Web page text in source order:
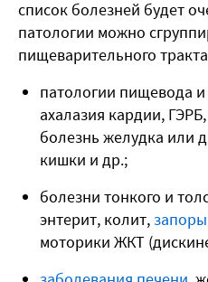
список болезней будет
патологии можно
пищеварительного
патологии пищевода
ахалазия кардии,
болезнь желудка или
кишки и др.;
болезни тонкого и
энтерит, колит, запоры
моторики ЖКТ